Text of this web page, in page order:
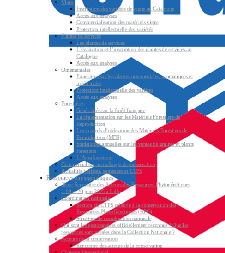
Vigne
Inscription des variétés de vigne au Catalogue
Accès aux analyses
Commercialisation des matériels vigne
Protection intellectuelle des variétés
Plantes de services
Les plantes de services
L’évaluation et l’inscription des plantes de services au
Catalogue
Accès aux analyses
Ornementales
Expertises sur les plantes ornementales, aromatiques et
médicinales
Protection intellectuelle des variétés
Accès aux analyses
Forestières
Généralités sur la forêt française
La réglementation sur les Matériels Forestiers de
Reproduction
Les conseils d’utilisation des Matériels Forestiers de
Reproduction (MFR)
Statistiques annuelles sur les ventes de graines et plants
forestiers
L’Agroforesterie
Commercialiser un mélange de préservation
Actualités variétés, semences et CTPS
Ressources phytogénétiques
3ème Rencontre des Acteurs des Ressources Phytogénétiques
– 19 et 20 juin 2025 à Lille
Coordination nationale
Section du CTPS relative à la conservation des
Ressources PhytoGénétiques (RPG)
Structure de coordination nationale
Qui sont les gestionnaires officiellement reconnus ? Quelles
ressources sont versées dans la Collection Nationale ?
Acteurs de la conservation
Rencontre des acteurs de la conservation